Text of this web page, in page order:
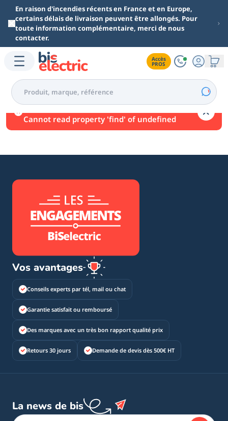
Aller au contenu principal
En raison d'incendies récents en France et en Europe,
certains délais de livraison peuvent être allongés. Pour
toute information complémentaire, merci de nous
contacter.
Accès
PROS
Une erreur est survenue.
Cannot read property 'find' of undefined
Vos avantages
Conseils experts par tél, mail ou chat
Garantie satisfait ou remboursé
Des marques avec un très bon rapport qualité prix
Retours 30 jours Demande de devis dès 500€ HT
La news de bis